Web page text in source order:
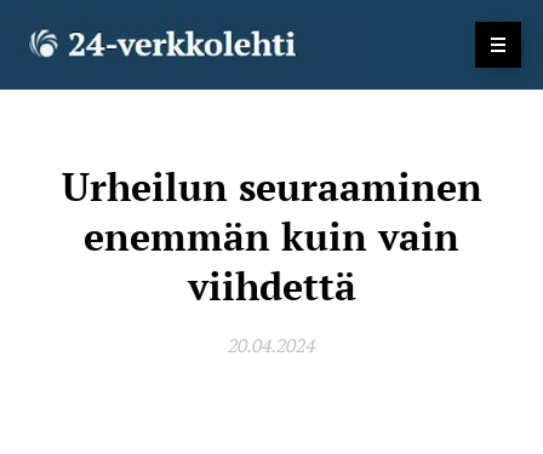
Urheilun seuraaminen
enemmän kuin vain
viihdettä
20.04.2024